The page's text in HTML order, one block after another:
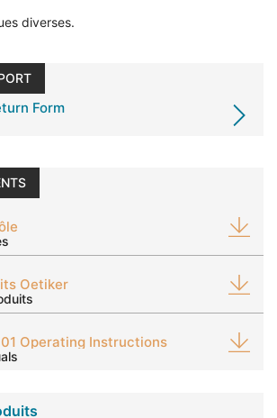
diverses.
Form
Oetiker
Operating Instructions